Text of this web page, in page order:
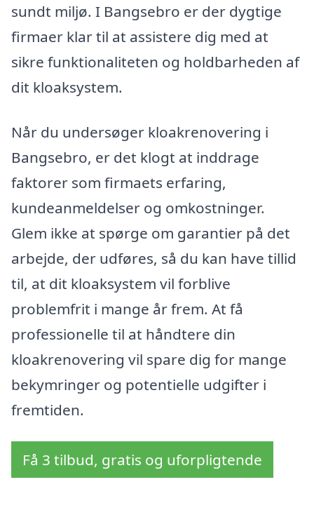
sundt miljø. I Bangsebro er der dygtige
firmaer klar til at assistere dig med at
sikre funktionaliteten og holdbarheden af
dit kloaksystem.
Når du undersøger kloakrenovering i
Bangsebro, er det klogt at inddrage
faktorer som firmaets erfaring,
kundeanmeldelser og omkostninger.
Glem ikke at spørge om garantier på det
arbejde, der udføres, så du kan have tillid
til, at dit kloaksystem vil forblive
problemfrit i mange år frem. At få
professionelle til at håndtere din
kloakrenovering vil spare dig for mange
bekymringer og potentielle udgifter i
fremtiden.
Få 3 tilbud, gratis og uforpligtende